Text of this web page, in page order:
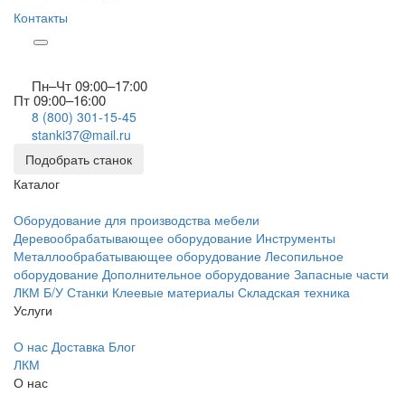
Контакты
Пн–Чт 09:00–17:00
Пт 09:00–16:00
8 (800) 301-15-45
stanki37@mail.ru
Подобрать станок
Каталог
Оборудование для производства мебели
Деревообрабатывающее оборудование Инструменты
Металлообрабатывающее оборудование Лесопильное
оборудование Дополнительное оборудование Запасные части
ЛКМ Б/У Станки Клеевые материалы Складская техника
Услуги
О нас Доставка Блог
ЛКМ
О нас